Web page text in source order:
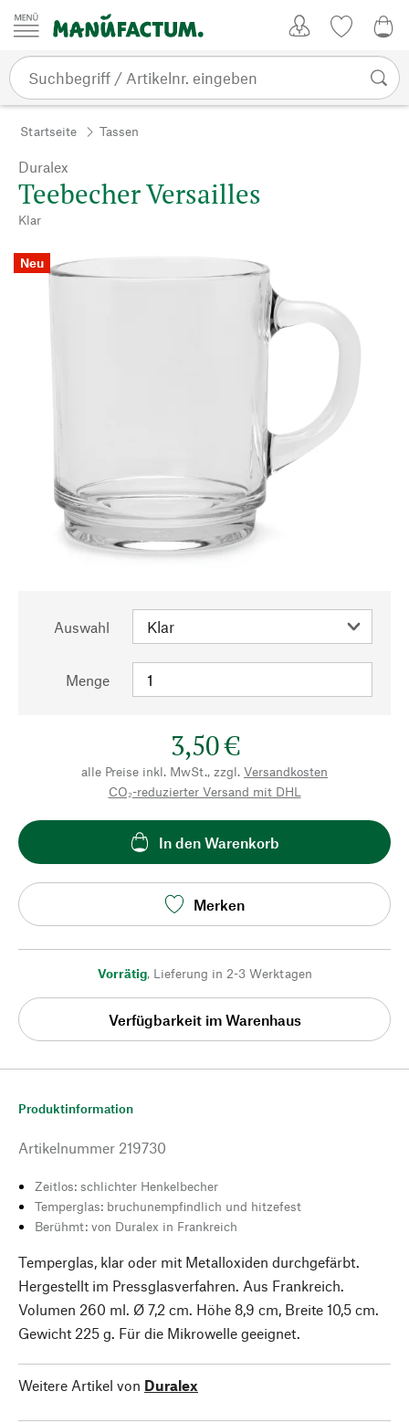
Zum Inhalt springen
Startseite Tassen
Duralex
Teebecher Versailles
Klar
Neu
Auswahl
Menge
3,50 €
alle Preise inkl. MwSt., zzgl. Versandkosten
CO₂-reduzierter Versand mit DHL
In den Warenkorb
Merken
Vorrätig, Lieferung in 2-3 Werktagen
Verfügbarkeit im Warenhaus
Produktinformation
Artikelnummer 219730
Zeitlos: schlichter Henkelbecher
Temperglas: bruchunempfindlich und hitzefest
Berühmt: von Duralex in Frankreich
Temperglas, klar oder mit Metalloxiden durchgefärbt.
Hergestellt im Pressglasverfahren. Aus Frankreich.
Volumen 260 ml. Ø 7,2 cm. Höhe 8,9 cm, Breite 10,5 cm.
Gewicht 225 g. Für die Mikrowelle geeignet.
Weitere Artikel von Duralex